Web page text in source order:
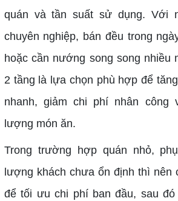
quán và tần suất sử dụng. Với
chuyên nghiệp, bán đều trong
hoặc cần nướng song song nhiều
2 tầng là lựa chọn phù hợp để
nhanh, giảm chi phí nhân công
lượng món ăn.
Trong trường hợp quán nhỏ,
lượng khách chưa ổn định thì nên
để tối ưu chi phí ban đầu, sau đó